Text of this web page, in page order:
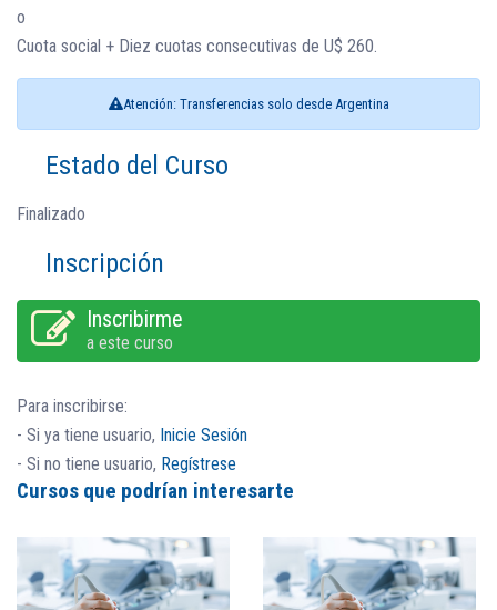
o
Cuota social + Diez cuotas consecutivas de U$ 260.
Atención: Transferencias solo desde Argentina
Estado del Curso
Finalizado
Inscripción
Inscribirme
a este curso
Para inscribirse:
- Si ya tiene usuario, Inicie Sesión
- Si no tiene usuario, Regístrese
Cursos que podrían interesarte